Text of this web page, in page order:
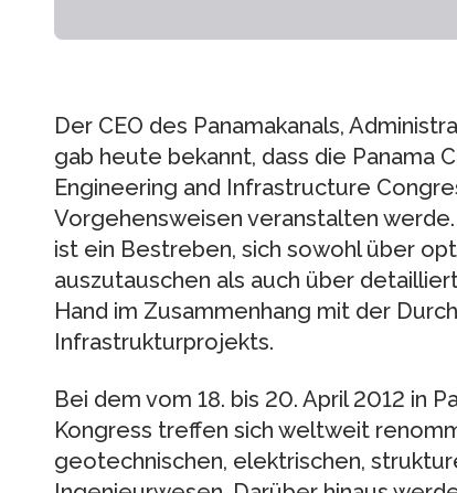
Der CEO des Panamakanals,
gab heute bekannt, dass die Panama
Engineering and Infrastructure
Vorgehensweisen veranstalten
ist ein Bestreben, sich sowohl über
auszutauschen als auch über
Hand im Zusammenhang mit der
Infrastrukturprojekts.
Bei dem vom 18. bis 20. April 2012 in
Kongress treffen sich weltweit
geotechnischen, elektrischen,